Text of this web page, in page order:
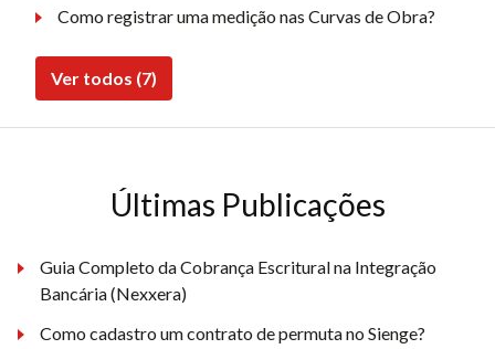
Como registrar uma medição nas Curvas de Obra?
Ver todos (7)
Últimas Publicações
Guia Completo da Cobrança Escritural na Integração
Bancária (Nexxera)
Como cadastro um contrato de permuta no Sienge?